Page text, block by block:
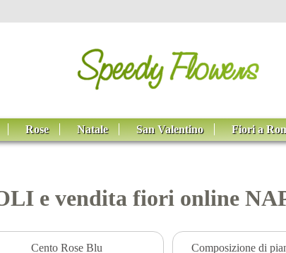
Rose Natale San Valentino Fiori a
e vendita fiori online
Cento Rose Blu
Composizione di